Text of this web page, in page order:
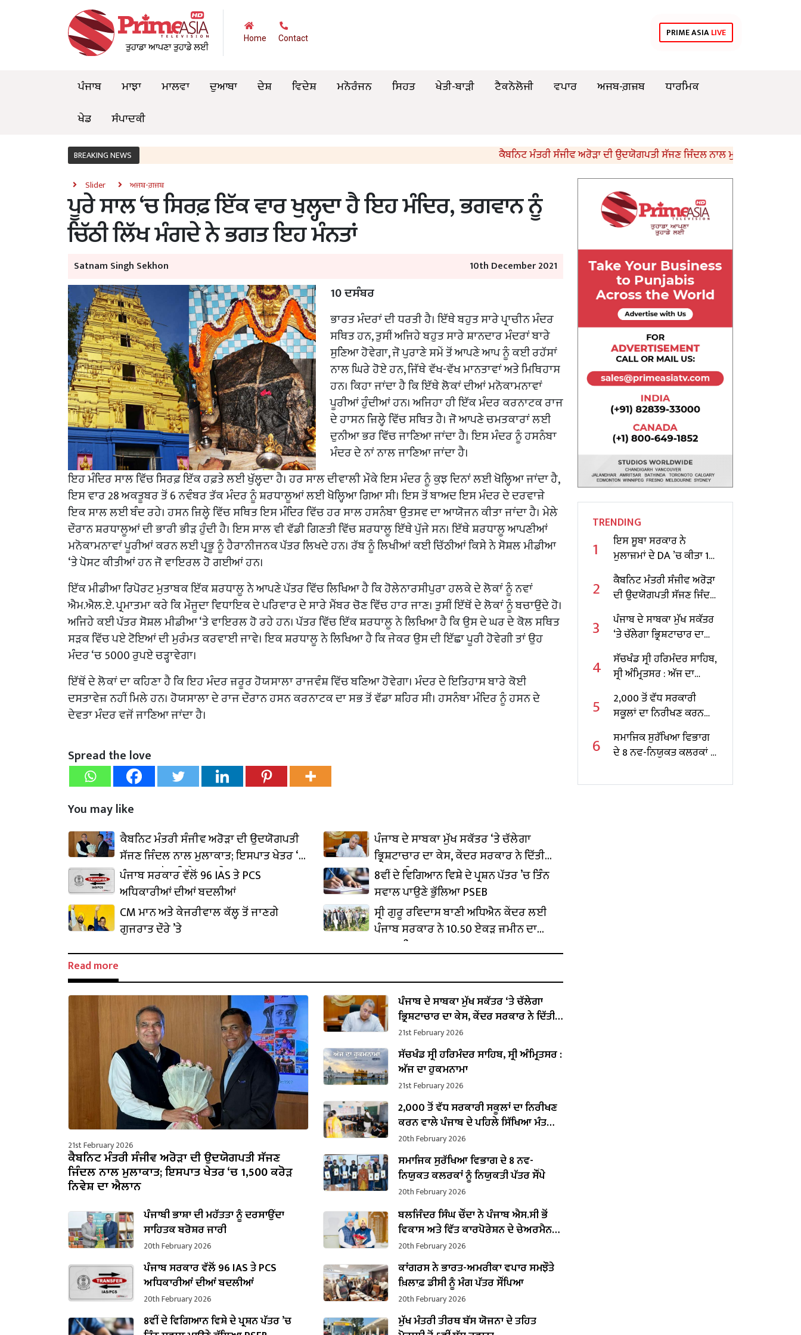
Home Contact PRIME ASIALIVE
ਪੰਜਾਬ ਮਾਝਾ ਮਾਲਵਾ ਦੁਆਬਾ ਦੇਸ਼ ਵਿਦੇਸ਼ ਮਨੋਰੰਜਨ ਸਿਹਤ ਖੇਤੀ-ਬਾੜੀ ਟੈਕਨੋਲੋਜੀ ਵਪਾਰ ਅਜਬ-ਗ਼ਜ਼ਬ
ਧਾਰਮਿਕ
ਖੇਡ
ਸੰਪਾਦਕੀ
BREAKING NEWS ਕੈਬਨਿਟ ਮੰਤਰੀ ਸੰਜੀਵ ਅਰੋੜਾ ਦੀ ਉਦਯੋਗਪਤੀ ਸੱਜਣ ਜਿੰਦਲ ਨਾਲ ਮੁਲਾਕਾਤ; ਇਸਪਾਤ ਖੇਤਰ ‘ਚ
Slider ਅਜਬ-ਗ਼ਜ਼ਬ
ਪੂਰੇ ਸਾਲ ‘ਚ ਸਿਰਫ਼ ਇੱਕ ਵਾਰ ਖੁਲ੍ਹਦਾ ਹੈ ਇਹ ਮੰਦਿਰ, ਭਗਵਾਨ ਨੂੰ
ਚਿੱਠੀ ਲਿੱਖ ਮੰਗਦੇ ਨੇ ਭਗਤ ਇਹ ਮੰਨਤਾਂ
Satnam Singh Sekhon 10th December 2021
10 ਦਸੰਬਰ
ਭਾਰਤ ਮੰਦਰਾਂ ਦੀ ਧਰਤੀ ਹੈ। ਇੱਥੇ ਬਹੁਤ ਸਾਰੇ ਪ੍ਰਾਚੀਨ ਮੰਦਰ
ਸਥਿਤ ਹਨ, ਤੁਸੀਂ ਅਜਿਹੇ ਬਹੁਤ ਸਾਰੇ ਸ਼ਾਨਦਾਰ ਮੰਦਰਾਂ ਬਾਰੇ
ਸੁਣਿਆ ਹੋਵੇਗਾ, ਜੋ ਪੁਰਾਣੇ ਸਮੇਂ ਤੋਂ ਆਪਣੇ ਆਪ ਨੂੰ ਕਈ ਰਹੱਸਾਂ
ਨਾਲ ਘਿਰੇ ਹੋਏ ਹਨ, ਜਿੱਥੇ ਵੱਖ-ਵੱਖ ਮਾਨਤਾਵਾਂ ਅਤੇ ਮਿਥਿਹਾਸ
ਹਨ। ਕਿਹਾ ਜਾਂਦਾ ਹੈ ਕਿ ਇੱਥੇ ਲੋਕਾਂ ਦੀਆਂ ਮਨੋਕਾਮਨਾਵਾਂ
ਪੂਰੀਆਂ ਹੁੰਦੀਆਂ ਹਨ। ਅਜਿਹਾ ਹੀ ਇੱਕ ਮੰਦਰ ਕਰਨਾਟਕ ਰਾਜ
ਦੇ ਹਾਸਨ ਜ਼ਿਲ੍ਹੇ ਵਿੱਚ ਸਥਿਤ ਹੈ। ਜੋ ਆਪਣੇ ਚਮਤਕਾਰਾਂ ਲਈ
ਦੁਨੀਆ ਭਰ ਵਿੱਚ ਜਾਣਿਆ ਜਾਂਦਾ ਹੈ। ਇਸ ਮੰਦਰ ਨੂੰ ਹਸਨੰਬਾ
ਮੰਦਰ ਦੇ ਨਾਂ ਨਾਲ ਜਾਣਿਆ ਜਾਂਦਾ ਹੈ।
ਇਹ ਮੰਦਿਰ ਸਾਲ ਵਿੱਚ ਸਿਰਫ਼ ਇੱਕ ਹਫ਼ਤੇ ਲਈ ਖੁੱਲ੍ਹਦਾ ਹੈ। ਹਰ ਸਾਲ ਦੀਵਾਲੀ ਮੌਕੇ ਇਸ ਮੰਦਰ ਨੂੰ ਕੁਝ ਦਿਨਾਂ ਲਈ ਖੋਲ੍ਹਿਆ ਜਾਂਦਾ ਹੈ,
ਇਸ ਵਾਰ 28 ਅਕਤੂਬਰ ਤੋਂ 6 ਨਵੰਬਰ ਤੱਕ ਮੰਦਰ ਨੂੰ ਸ਼ਰਧਾਲੂਆਂ ਲਈ ਖੋਲ੍ਹਿਆ ਗਿਆ ਸੀ। ਇਸ ਤੋਂ ਬਾਅਦ ਇਸ ਮੰਦਰ ਦੇ ਦਰਵਾਜ਼ੇ
ਇਕ ਸਾਲ ਲਈ ਬੰਦ ਰਹੇ। ਹਸਨ ਜ਼ਿਲ੍ਹੇ ਵਿੱਚ ਸਥਿਤ ਇਸ ਮੰਦਿਰ ਵਿੱਚ ਹਰ ਸਾਲ ਹਸਨੰਬਾ ਉਤਸਵ ਦਾ ਆਯੋਜਨ ਕੀਤਾ ਜਾਂਦਾ ਹੈ। ਮੇਲੇ
ਦੌਰਾਨ ਸ਼ਰਧਾਲੂਆਂ ਦੀ ਭਾਰੀ ਭੀੜ ਹੁੰਦੀ ਹੈ। ਇਸ ਸਾਲ ਵੀ ਵੱਡੀ ਗਿਣਤੀ ਵਿੱਚ ਸ਼ਰਧਾਲੂ ਇੱਥੇ ਪੁੱਜੇ ਸਨ। ਇੱਥੇ ਸ਼ਰਧਾਲੂ ਆਪਣੀਆਂ
ਮਨੋਕਾਮਨਾਵਾਂ ਪੂਰੀਆਂ ਕਰਨ ਲਈ ਪ੍ਰਭੂ ਨੂੰ ਹੈਰਾਨੀਜਨਕ ਪੱਤਰ ਲਿਖਦੇ ਹਨ। ਰੱਬ ਨੂੰ ਲਿਖੀਆਂ ਕਈ ਚਿੱਠੀਆਂ ਕਿਸੇ ਨੇ ਸੋਸ਼ਲ ਮੀਡੀਆ
‘ਤੇ ਪੋਸਟ ਕੀਤੀਆਂ ਹਨ ਜੋ ਵਾਇਰਲ ਹੋ ਗਈਆਂ ਹਨ।
ਇੱਕ ਮੀਡੀਆ ਰਿਪੋਰਟ ਮੁਤਾਬਕ ਇੱਕ ਸ਼ਰਧਾਲੂ ਨੇ ਆਪਣੇ ਪੱਤਰ ਵਿੱਚ ਲਿਖਿਆ ਹੈ ਕਿ ਹੋਲੇਨਾਰਸੀਪੁਰਾ ਹਲਕੇ ਦੇ ਲੋਕਾਂ ਨੂੰ ਨਵਾਂ
ਐਮ.ਐਲ.ਏ. ਪ੍ਰਮਾਤਮਾ ਕਰੇ ਕਿ ਮੌਜੂਦਾ ਵਿਧਾਇਕ ਦੇ ਪਰਿਵਾਰ ਦੇ ਸਾਰੇ ਮੈਂਬਰ ਚੋਣ ਵਿੱਚ ਹਾਰ ਜਾਣ। ਤੁਸੀਂ ਇੱਥੋਂ ਦੇ ਲੋਕਾਂ ਨੂੰ ਬਚਾਉਂਦੇ ਹੋ।
ਅਜਿਹੇ ਕਈ ਪੱਤਰ ਸੋਸ਼ਲ ਮੀਡੀਆ ‘ਤੇ ਵਾਇਰਲ ਹੋ ਰਹੇ ਹਨ। ਪੱਤਰ ਵਿੱਚ ਇੱਕ ਸ਼ਰਧਾਲੂ ਨੇ ਲਿਖਿਆ ਹੈ ਕਿ ਉਸ ਦੇ ਘਰ ਦੇ ਕੋਲ ਸਥਿਤ
ਸੜਕ ਵਿੱਚ ਪਏ ਟੋਇਆਂ ਦੀ ਮੁਰੰਮਤ ਕਰਵਾਈ ਜਾਵੇ। ਇਕ ਸ਼ਰਧਾਲੂ ਨੇ ਲਿਖਿਆ ਹੈ ਕਿ ਜੇਕਰ ਉਸ ਦੀ ਇੱਛਾ ਪੂਰੀ ਹੋਵੇਗੀ ਤਾਂ ਉਹ
ਮੰਦਰ ‘ਚ 5000 ਰੁਪਏ ਚੜ੍ਹਾਵੇਗਾ।
ਇੱਥੋਂ ਦੇ ਲੋਕਾਂ ਦਾ ਕਹਿਣਾ ਹੈ ਕਿ ਇਹ ਮੰਦਰ ਜ਼ਰੂਰ ਹੋਯਸਾਲਾ ਰਾਜਵੰਸ਼ ਵਿੱਚ ਬਣਿਆ ਹੋਵੇਗਾ। ਮੰਦਰ ਦੇ ਇਤਿਹਾਸ ਬਾਰੇ ਕੋਈ
ਦਸਤਾਵੇਜ਼ ਨਹੀਂ ਮਿਲੇ ਹਨ। ਹੋਯਸਾਲਾ ਦੇ ਰਾਜ ਦੌਰਾਨ ਹਸਨ ਕਰਨਾਟਕ ਦਾ ਸਭ ਤੋਂ ਵੱਡਾ ਸ਼ਹਿਰ ਸੀ। ਹਸਨੰਬਾ ਮੰਦਿਰ ਨੂੰ ਹਸਨ ਦੇ
ਦੇਵਤਾ ਮੰਦਰ ਵਜੋਂ ਜਾਣਿਆ ਜਾਂਦਾ ਹੈ।
Spread the love
You may like
ਕੈਬਨਿਟ ਮੰਤਰੀ ਸੰਜੀਵ ਅਰੋੜਾ ਦੀ ਉਦਯੋਗਪਤੀ
ਸੱਜਣ ਜਿੰਦਲ ਨਾਲ ਮੁਲਾਕਾਤ; ਇਸਪਾਤ ਖੇਤਰ ‘ਚ
₹1,500 ਕਰੋੜ ਨਿਵੇਸ਼ ਦਾ ਐਲਾਨ
ਪੰਜਾਬ ਦੇ ਸਾਬਕਾ ਮੁੱਖ ਸਕੱਤਰ ‘ਤੇ ਚੱਲੇਗਾ
ਭ੍ਰਿਸ਼ਟਾਚਾਰ ਦਾ ਕੇਸ, ਕੇਂਦਰ ਸਰਕਾਰ ਨੇ ਦਿੱਤੀ
ਪ੍ਰਵਾਨਗੀ
ਪੰਜਾਬ ਸਰਕਾਰ ਵੱਲੋਂ 96 IAS ਤੇ PCS
ਅਧਿਕਾਰੀਆਂ ਦੀਆਂ ਬਦਲੀਆਂ
8ਵੀਂ ਦੇ ਵਿਗਿਆਨ ਵਿਸ਼ੇ ਦੇ ਪ੍ਰਸ਼ਨ ਪੱਤਰ ’ਚ ਤਿੰਨ
ਸਵਾਲ ਪਾਉਣੇ ਭੁੱਲਿਆ PSEB
CM ਮਾਨ ਅਤੇ ਕੇਜਰੀਵਾਲ ਕੱਲ੍ਹ ਤੋਂ ਜਾਣਗੇ
ਗੁਜਰਾਤ ਦੌਰੇ ’ਤੇ
ਸ੍ਰੀ ਗੁਰੂ ਰਵਿਦਾਸ ਬਾਣੀ ਅਧਿਐਨ ਕੇਂਦਰ ਲਈ
ਪੰਜਾਬ ਸਰਕਾਰ ਨੇ 10.50 ਏਕੜ ਜ਼ਮੀਨ ਦਾ
ਕਬਜ਼ਾ ਲਿਆ
Read more
21st February 2026
ਕੈਬਨਿਟ ਮੰਤਰੀ ਸੰਜੀਵ ਅਰੋੜਾ ਦੀ ਉਦਯੋਗਪਤੀ ਸੱਜਣ
ਜਿੰਦਲ ਨਾਲ ਮੁਲਾਕਾਤ; ਇਸਪਾਤ ਖੇਤਰ ‘ਚ ₹1,500 ਕਰੋੜ
ਨਿਵੇਸ਼ ਦਾ ਐਲਾਨ
ਪੰਜਾਬ ਦੇ ਸਾਬਕਾ ਮੁੱਖ ਸਕੱਤਰ ‘ਤੇ ਚੱਲੇਗਾ
ਭ੍ਰਿਸ਼ਟਾਚਾਰ ਦਾ ਕੇਸ, ਕੇਂਦਰ ਸਰਕਾਰ ਨੇ ਦਿੱਤੀ
ਪ੍ਰਵਾਨਗੀ
21st February 2026
ਸੱਚਖੰਡ ਸ੍ਰੀ ਹਰਿਮੰਦਰ ਸਾਹਿਬ, ਸ੍ਰੀ ਅੰਮ੍ਰਿਤਸਰ :
ਅੱਜ ਦਾ ਹੁਕਮਨਾਮਾ
21st February 2026
2,000 ਤੋਂ ਵੱਧ ਸਰਕਾਰੀ ਸਕੂਲਾਂ ਦਾ ਨਿਰੀਖਣ
ਕਰਨ ਵਾਲੇ ਪੰਜਾਬ ਦੇ ਪਹਿਲੇ ਸਿੱਖਿਆ ਮੰਤਰੀ
ਬਣੇ ਹਰਜੋਤ ਸਿੰਘ ਬੈਂਸ
20th February 2026
ਸਮਾਜਿਕ ਸੁਰੱਖਿਆ ਵਿਭਾਗ ਦੇ 8 ਨਵ-
ਨਿਯੁਕਤ ਕਲਰਕਾਂ ਨੂੰ ਨਿਯੁਕਤੀ ਪੱਤਰ ਸੌਂਪੇ
20th February 2026
ਪੰਜਾਬੀ ਭਾਸ਼ਾ ਦੀ ਮਹੱਤਤਾ ਨੂੰ ਦਰਸਾਉਂਦਾ
ਸਾਹਿਤਕ ਬਰੋਸ਼ਰ ਜਾਰੀ
20th February 2026
ਬਲਜਿੰਦਰ ਸਿੰਘ ਚੌਂਦਾ ਨੇ ਪੰਜਾਬ ਐਸ.ਸੀ ਭੋਂ
ਵਿਕਾਸ ਅਤੇ ਵਿੱਤ ਕਾਰਪੋਰੇਸ਼ਨ ਦੇ ਚੇਅਰਮੈਨ
ਵਜੋਂ ਸੰਭਾਲਿਆ ਕਾਰਜਭਾਰ
20th February 2026
ਪੰਜਾਬ ਸਰਕਾਰ ਵੱਲੋਂ 96 IAS ਤੇ PCS
ਅਧਿਕਾਰੀਆਂ ਦੀਆਂ ਬਦਲੀਆਂ
20th February 2026
ਕਾਂਗਰਸ ਨੇ ਭਾਰਤ-ਅਮਰੀਕਾ ਵਪਾਰ ਸਮਝੌਤੇ
ਖ਼ਿਲਾਫ਼ ਡੀਸੀ ਨੂੰ ਮੰਗ ਪੱਤਰ ਸੌਂਪਿਆ
20th February 2026
8ਵੀਂ ਦੇ ਵਿਗਿਆਨ ਵਿਸ਼ੇ ਦੇ ਪ੍ਰਸ਼ਨ ਪੱਤਰ ’ਚ
ਮੁੱਖ ਮੰਤਰੀ ਤੀਰਥ ਬੱਸ ਯੋਜਨਾ ਦੇ ਤਹਿਤ
TRENDING
1
ਇਸ ਸੂਬਾ ਸਰਕਾਰ ਨੇ
ਮੁਲਾਜ਼ਮਾਂ ਦੇ DA ’ਚ ਕੀਤਾ 10
ਫੀਸਦੀ ਵਾਧਾ
2
ਕੈਬਨਿਟ ਮੰਤਰੀ ਸੰਜੀਵ ਅਰੋੜਾ
ਦੀ ਉਦਯੋਗਪਤੀ ਸੱਜਣ ਜਿੰਦਲ
ਨਾਲ ਮੁਲਾਕਾਤ; ਇਸਪਾਤ
ਖੇਤਰ ‘ਚ ₹1,500 ਕਰੋੜ ਨਿਵੇਸ਼
ਦਾ ਐਲਾਨ
3
ਪੰਜਾਬ ਦੇ ਸਾਬਕਾ ਮੁੱਖ ਸਕੱਤਰ
‘ਤੇ ਚੱਲੇਗਾ ਭ੍ਰਿਸ਼ਟਾਚਾਰ ਦਾ
ਕੇਸ, ਕੇਂਦਰ ਸਰਕਾਰ ਨੇ ਦਿੱਤੀ
ਪ੍ਰਵਾਨਗੀ
4
ਸੱਚਖੰਡ ਸ੍ਰੀ ਹਰਿਮੰਦਰ ਸਾਹਿਬ,
ਸ੍ਰੀ ਅੰਮ੍ਰਿਤਸਰ : ਅੱਜ ਦਾ
ਹੁਕਮਨਾਮਾ
5
2,000 ਤੋਂ ਵੱਧ ਸਰਕਾਰੀ
ਸਕੂਲਾਂ ਦਾ ਨਿਰੀਖਣ ਕਰਨ
ਵਾਲੇ ਪੰਜਾਬ ਦੇ ਪਹਿਲੇ
ਸਿੱਖਿਆ ਮੰਤਰੀ ਬਣੇ ਹਰਜੋਤ
ਸਿੰਘ ਬੈਂਸ
6
ਸਮਾਜਿਕ ਸੁਰੱਖਿਆ ਵਿਭਾਗ
ਦੇ 8 ਨਵ-ਨਿਯੁਕਤ ਕਲਰਕਾਂ ਨੂੰ